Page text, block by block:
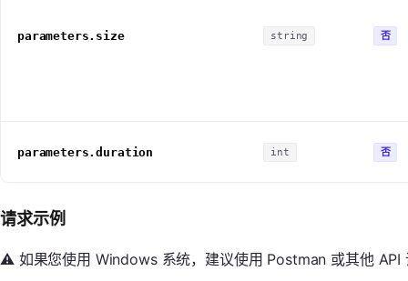
parameters.size string 否
parameters.duration int 否
请求示例
⚠️ 如果您使用 Windows 系统，建议使用 Postman 或其他 API